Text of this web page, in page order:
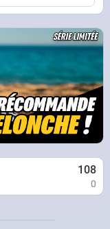
108
0